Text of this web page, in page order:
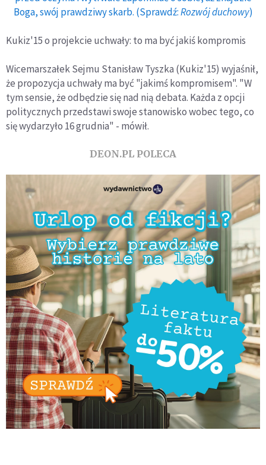
Boga, swój prawdziwy skarb. (Sprawdź:Rozwój duchowy)
Kukiz'15 o projekcie uchwały: to ma być jakiś kompromis
Wicemarszałek Sejmu Stanisław Tyszka (Kukiz'15) wyjaśnił,
że propozycja uchwały ma być "jakimś kompromisem". "W
tym sensie, że odbędzie się nad nią debata. Każda z opcji
politycznych przedstawi swoje stanowisko wobec tego, co
się wydarzyło 16 grudnia" - mówił.
DEON.PL POLECA